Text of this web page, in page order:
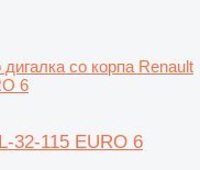
дигалка со корпа Renault
6
32-115 EURO 6